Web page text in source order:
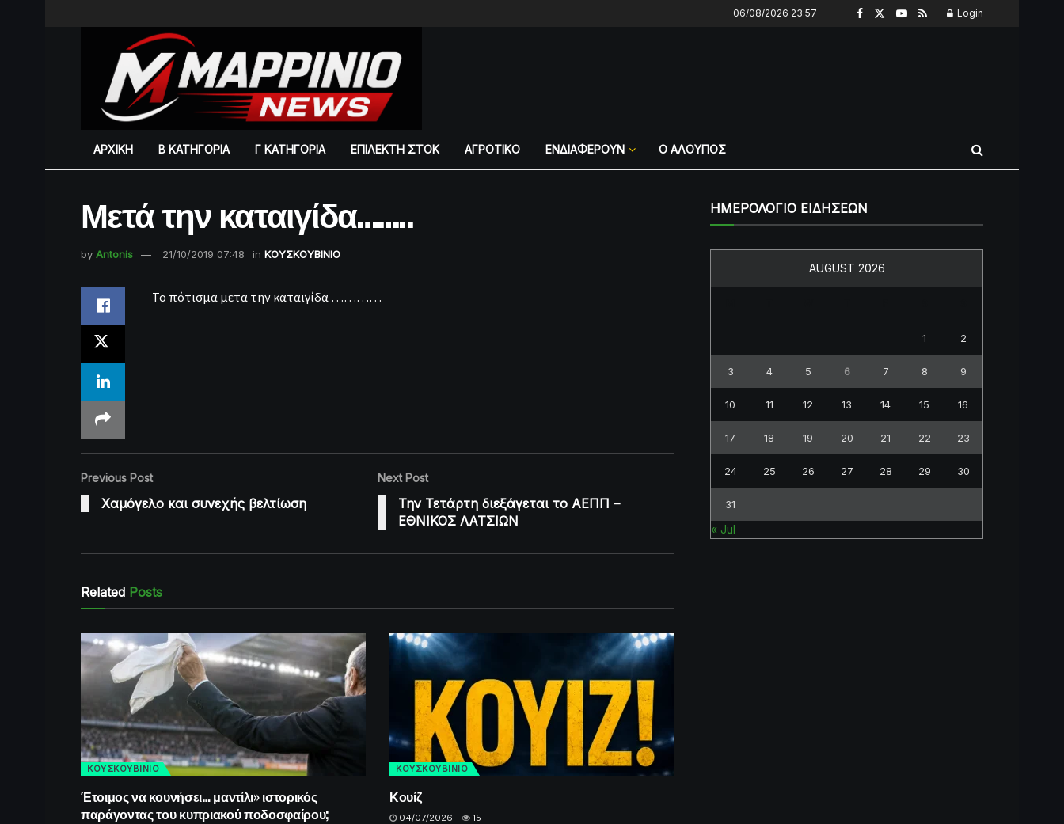
06/08/2026 23:57 Login
ΑΡΧΙΚΗ Β ΚΑΤΗΓΟΡΙΑ Γ ΚΑΤΗΓΟΡΙΑ ΕΠΙΛΕΚΤΗ ΣΤΟΚ ΑΓΡΟΤΙΚΟ ΕΝΔΙΑΦΕΡΟΥΝ Ο ΑΛΟΥΠΟΣ
Μετά την καταιγίδα……..
by Antonis 21/10/2019 07:48 in ΚΟΥΣΚΟΥΒΙΝΙΟ
Το πότισμα μετα την καταιγίδα …………
Previous Post
Χαμόγελο και συνεχής βελτίωση
Next Post
Την Τετάρτη διεξάγεται το ΑΕΠΠ –
ΕΘΝΙΚΟΣ ΛΑΤΣΙΩΝ
Related Posts
ΚΟΥΣΚΟΥΒΙΝΙΟ
Έτοιμος να κουνήσει… μαντίλι» ιστορικός
παράγοντας του κυπριακού ποδοσφαίρου;
ΚΟΥΣΚΟΥΒΙΝΙΟ
Κουίζ
04/07/2026 15
ΗΜΕΡΟΛΟΓΙΟ ΕΙΔΗΣΕΩΝ
AUGUST 2026
1 2
3 4 5 6 7 8 9
10 11 12 13 14 15 16
17 18 19 20 21 22 23
24 25 26 27 28 29 30
31
« Jul